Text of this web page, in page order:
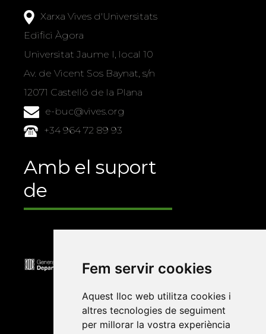
Fem servir cookies
Aquest lloc web utilitza cookies i
altres tecnologies de seguiment
per millorar la vostra experiència
Xarxa Vives d'Universitats
Edifici Àgora
Universitat Jaume I, local 10
Av. de Vicent Sos Baynat, s/n
12071 Castelló de la Plana
e-buc@vives.org
+34 964 72 89 93
Amb el suport
de